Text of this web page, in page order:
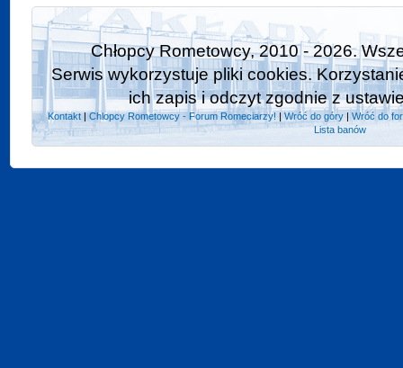
Chłopcy Rometowcy, 2010 - 2026.
Serwis wykorzystuje pliki cookies.
ich zapis i odczyt zgodnie z
Kontakt| Chlopcy Rometowcy - Forum Romeciarzy! |Wróć do góry| Wróć do
Lista banów